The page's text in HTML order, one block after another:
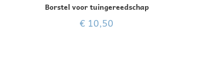
Borstel voor tuingereedschap
€ 10,50